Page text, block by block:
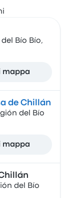
Bío Bío,
mappa
de Chillán
del Bío
mappa
del Bío